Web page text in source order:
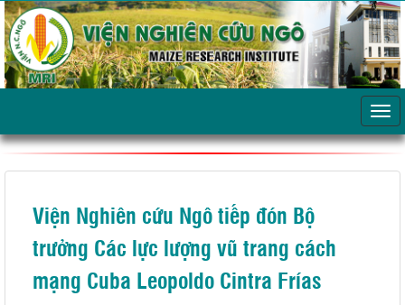
Viện Nghiên cứu Ngô tiếp đón Bộ
trưởng Các lực lượng vũ trang cách
mạng Cuba Leopoldo Cintra Frías